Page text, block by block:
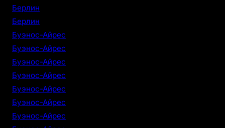
Берлин
Берлин
Буэнос-Айрес
Буэнос-Айрес
Буэнос-Айрес
Буэнос-Айрес
Буэнос-Айрес
Буэнос-Айрес
Буэнос-Айрес